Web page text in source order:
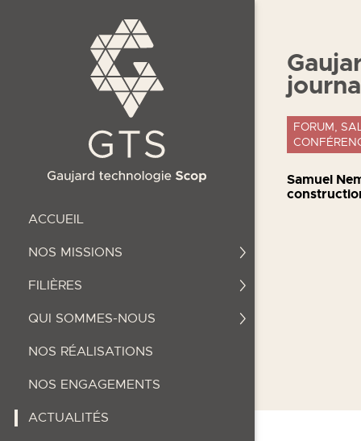
ACCUEIL
NOS MISSIONS
FILIÈRES
QUI SOMMES-NOUS
NOS RÉALISATIONS
NOS ENGAGEMENTS
ACTUALITÉS
FORUM,
Samuel